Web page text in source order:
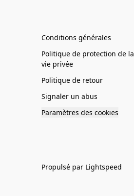
Conditions générales
Politique de protection de la
vie privée
Politique de retour
Signaler un abus
Paramètres des cookies
Propulsé par Lightspeed